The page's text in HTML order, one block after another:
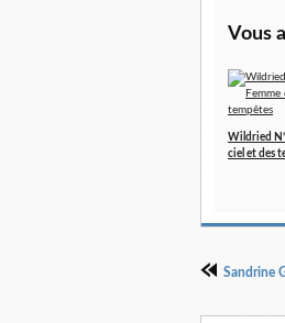
Vous
Wildried
ciel et des
Sandrine